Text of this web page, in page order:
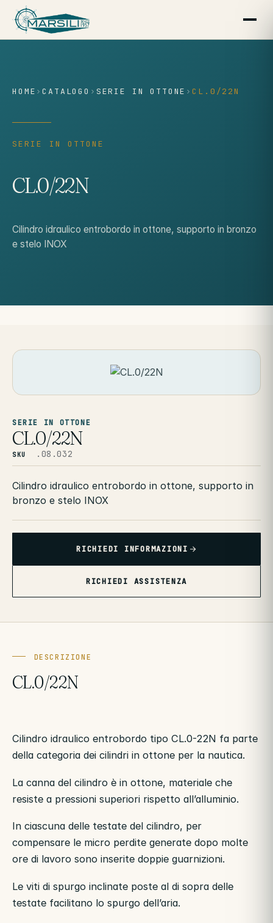
contenuto
HOME ›CATALOGO › SERIE IN OTTONE ›CL.0/22N
SERIE IN OTTONE
CL.0/22N
Cilindro idraulico entrobordo in ottone, supporto in bronzo
e stelo INOX
SERIE IN OTTONE
CL.0/22N
SKU .08.032
Cilindro idraulico entrobordo in ottone, supporto in
bronzo e stelo INOX
RICHIEDI INFORMAZIONI
RICHIEDI ASSISTENZA
DESCRIZIONE
CL.0/22N
Cilindro idraulico entrobordo tipo CL.0-22N fa parte
della categoria dei cilindri in ottone per la nautica.
La canna del cilindro è in ottone, materiale che
resiste a pressioni superiori rispetto all’alluminio.
In ciascuna delle testate del cilindro, per
compensare le micro perdite generate dopo molte
ore di lavoro sono inserite doppie guarnizioni.
Le viti di spurgo inclinate poste al di sopra delle
testate facilitano lo spurgo dell’aria.